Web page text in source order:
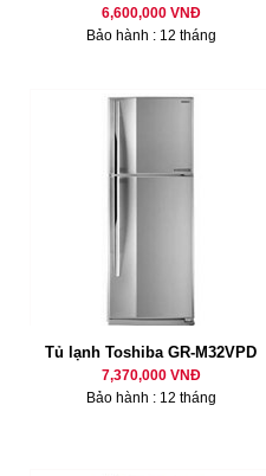
6,600,000 VNĐ
Bảo hành : 12 tháng
Tủ lạnh Toshiba GR-M32VPD
7,370,000 VNĐ
Bảo hành : 12 tháng